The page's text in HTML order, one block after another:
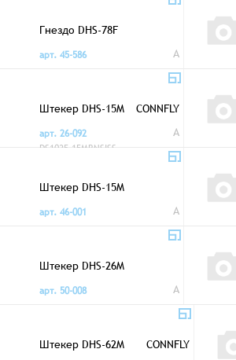
Гнездо DHS-78F
арт. 45-586
A
Штекер DHS-15M
CONNFLY
арт. 26-092
DS1035-15MBNSISS
A
Штекер DHS-15M
арт. 46-001
A
Штекер DHS-26M
арт. 50-008
A
Штекер DHS-62M
CONNFLY